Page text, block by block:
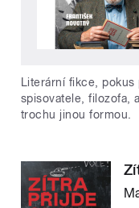
Literární fikce, pokus
spisovatele, filozofa,
trochu jinou formou.